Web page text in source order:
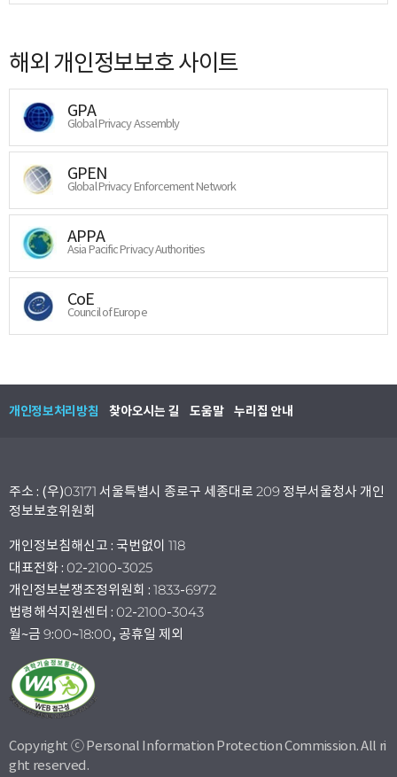
해외 개인정보보호 사이트
GPA
Global Privacy Assembly
GPEN
Global Privacy Enforcement Network
APPA
Asia Pacific Privacy Authorities
CoE
Council of Europe
개인정보처리방침 찾아오시는 길 도움말 누리집 안내
주소 : (우)03171 서울특별시 종로구 세종대로 209 정부서울청사 개인
정보보호위원회
개인정보침해신고 : 국번없이 118
대표전화 : 02-2100-3025
개인정보분쟁조정위원회 : 1833-6972
법령해석지원센터 : 02-2100-3043
월~금 9:00~18:00, 공휴일 제외
Copyright ⓒ Personal Information Protection Commission. All ri
ght reserved.